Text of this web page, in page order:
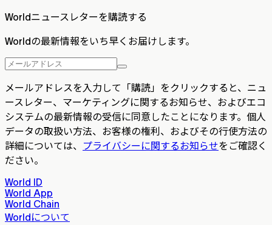
Worldニュースレターを購読する
Worldの最新情報をいち早くお届けします。
メールアドレスを入力して「購読」をクリックすると、ニュ
ースレター、マーケティングに関するお知らせ、およびエコ
システムの最新情報の受信に同意したことになります。個人
データの取扱い方法、お客様の権利、およびその行使方法の
詳細については、
プライバシーに関するお知らせをご確認く
ださい。
World ID
World App
World Chain
Worldについて